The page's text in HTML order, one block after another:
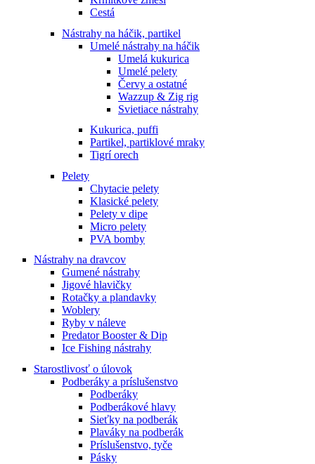
Cestá
Nástrahy na háčik, partikel
Umelé nástrahy na háčik
Umelá kukurica
Umelé pelety
Červy a ostatné
Wazzup & Zig rig
Svietiace nástrahy
Kukurica, puffi
Partikel, partiklové mraky
Tigrí orech
Pelety
Chytacie pelety
Klasické pelety
Pelety v dipe
Micro pelety
PVA bomby
Nástrahy na dravcov
Gumené nástrahy
Jigové hlavičky
Rotačky a plandavky
Woblery
Ryby v náleve
Predator Booster & Dip
Ice Fishing nástrahy
Starostlivosť o úlovok
Podberáky a príslušenstvo
Podberáky
Podberákové hlavy
Sieťky na podberák
Plaváky na podberák
Príslušenstvo, tyče
Pásky